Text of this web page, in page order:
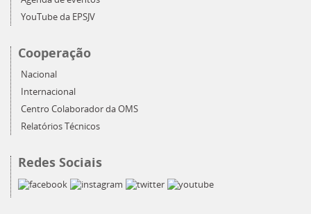
YouTube da EPSJV
Cooperação
Nacional
Internacional
Centro Colaborador da OMS
Relatórios Técnicos
Redes Sociais